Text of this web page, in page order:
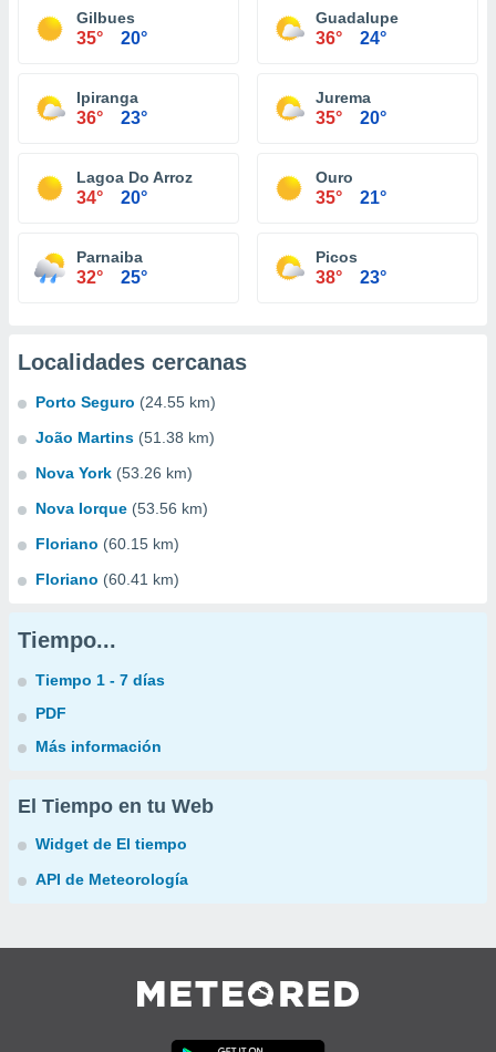
Gilbues
35° 20°
Guadalupe
36° 24°
Ipiranga
36° 23°
Jurema
35° 20°
Lagoa Do Arroz
34° 20°
Ouro
35° 21°
Parnaiba
32° 25°
Picos
38° 23°
Localidades cercanas
Porto Seguro (24.55 km)
João Martins (51.38 km)
Nova York (53.26 km)
Nova Iorque (53.56 km)
Floriano (60.15 km)
Floriano (60.41 km)
Tiempo...
Tiempo 1 - 7 días
PDF
Más información
El Tiempo en tu Web
Widget de El tiempo
API de Meteorología